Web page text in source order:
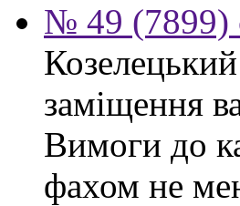
№ 49 (7899)
заміщення
Вимоги до
фахом не